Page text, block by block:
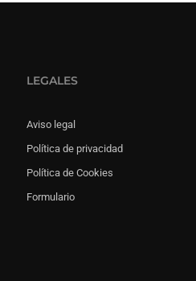
LEGALES
Aviso legal
Política de privacidad
Política de Cookies
Formulario